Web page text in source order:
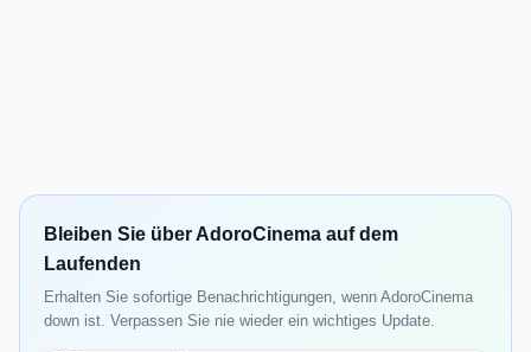
Bleiben Sie über AdoroCinema auf dem
Laufenden
Erhalten Sie sofortige Benachrichtigungen, wenn AdoroCinema
down ist. Verpassen Sie nie wieder ein wichtiges Update.